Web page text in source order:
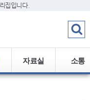
집입니다.
소통
자료실